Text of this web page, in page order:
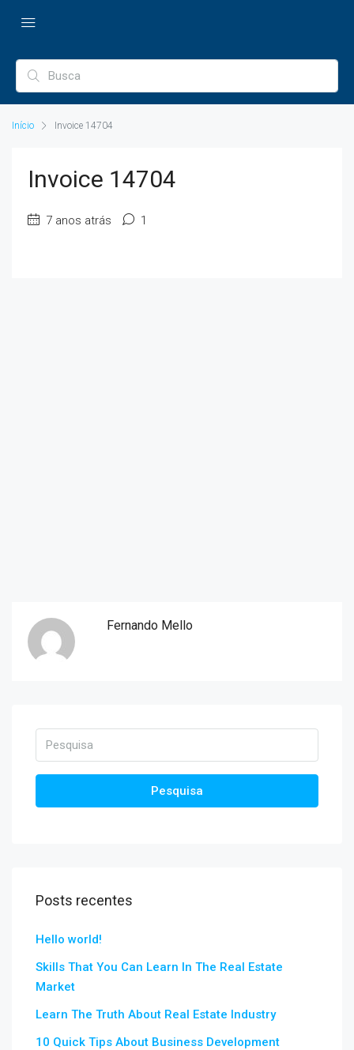
Início Invoice 14704
Invoice 14704
7 anos atrás 1
Fernando Mello
Pesquisa
Posts recentes
Hello world!
Skills That You Can Learn In The Real Estate
Market
Learn The Truth About Real Estate Industry
10 Quick Tips About Business Development